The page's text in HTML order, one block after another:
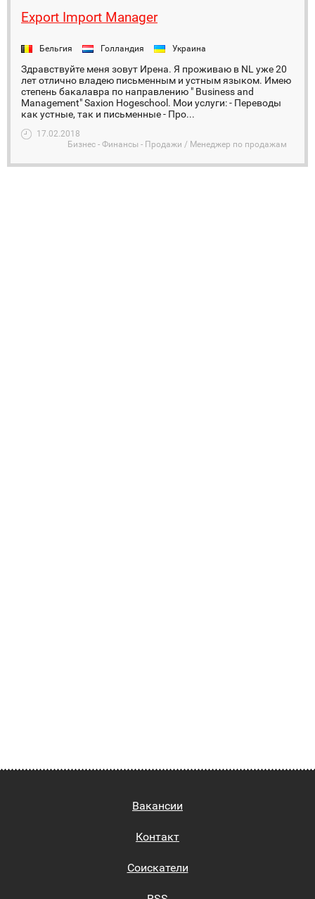
Export Import Manager
Бельгия Голландия Украина
Здравствуйте меня зовут Ирена. Я проживаю в NL уже 20
лет отлично владею письменным и устным языком. Имею
степень бакалавра по направлению " Business and
Management" Saxion Hogeschool. Мои услуги: - Переводы
как устные, так и письменные - Про...
17.02.2018
Бизнес - Финансы - Продажи / Менеджер по продажам
Вакансии
Контакт
Соискатели